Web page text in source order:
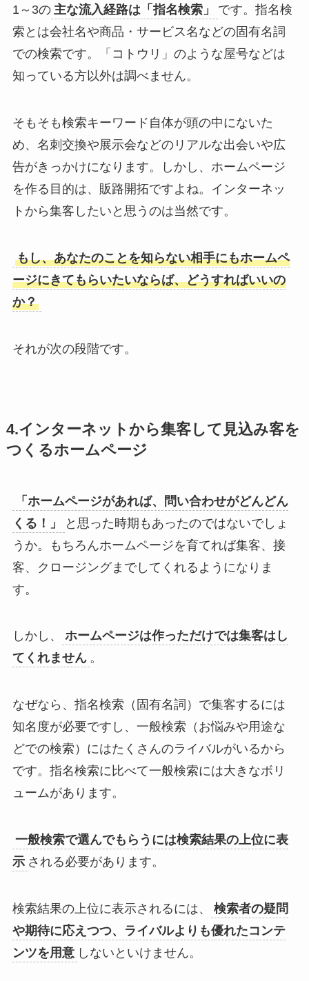
1～3の 主な流入経路は「指名検索」
です。指名検
索とは会社名や商品・サービス名などの固有名詞
での検索です。「コトウリ」のような屋号などは
知っている方以外は調べません。
そもそも検索キーワード自体が頭の中にないた
め、名刺交換や展示会などのリアルな出会いや広
告がきっかけになります。しかし、ホームページ
を作る目的は、販路開拓ですよね。インターネッ
トから集客したいと思うのは当然です。
もし、あなたのことを知らない相手にもホームペ
ージにきてもらいたいならば、どうすればいいの
か？
それが次の段階です。
4.インターネットから集客して見込み客を
つくるホームページ
「ホームページがあれば、問い合わせがどんどん
くる！」
と思った時期もあったのではないでしょ
うか。もちろんホームページを育てれば集客、接
客、クロージングまでしてくれるようになりま
す。
しかし、
ホームページは作っただけでは集客はし
てくれません 。
なぜなら、指名検索（固有名詞）で集客するには
知名度が必要ですし、一般検索（お悩みや用途な
どでの検索）にはたくさんのライバルがいるから
です。指名検索に比べて一般検索には大きなボリ
ュームがあります。
一般検索で選んでもらうには検索結果の上位に表
示 される必要があります。
検索結果の上位に表示されるには、
検索者の疑問
や期待に応えつつ、ライバルよりも優れたコンテ
ンツを用意 しないといけません。